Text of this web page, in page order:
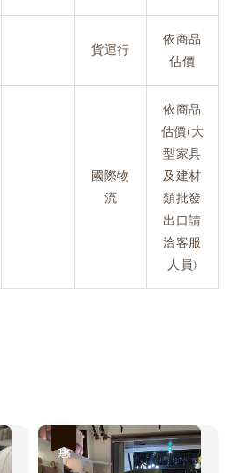
貨運行
依商品
估價
國際物
流
依商品
估價(大
型家具
及建材
類批發
出口請
洽客服
人員)